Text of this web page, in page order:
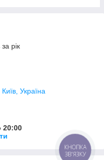
рік
Україна
20:00
КНОПКА
ЗВ'ЯЗКУ